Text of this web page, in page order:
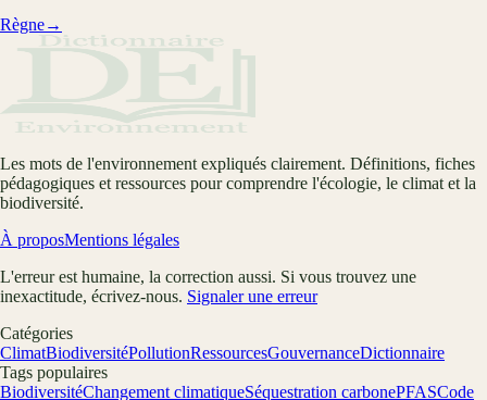
Règne→
Les mots de l'environnement expliqués clairement. Définitions, fiches
pédagogiques et ressources pour comprendre l'écologie, le climat et la
biodiversité.
À proposMentions légales
L'erreur est humaine, la correction aussi. Si vous trouvez une
inexactitude, écrivez-nous. Signaler une erreur
Catégories
ClimatBiodiversitéPollutionRessourcesGouvernanceDictionnaire
Tags populaires
BiodiversitéChangement climatiqueSéquestration carbonePFASCode